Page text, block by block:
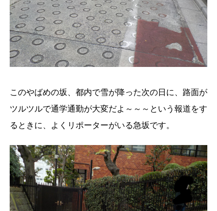
このやばめの坂、都内で雪が降った次の日に、路面が
ツルツルで通学通勤が大変だよ～～～という報道をす
るときに、よくリポーターがいる急坂です。